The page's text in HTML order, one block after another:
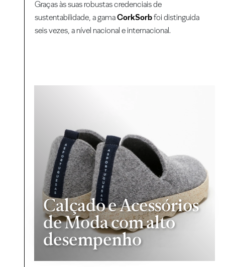
Graças às suas robustas credenciais de
sustentabilidade, a gamaCorkSorbfoi distinguida
seis vezes, a nível nacional e internacional.
Calçado e Acessórios
de Moda com alto
desempenho